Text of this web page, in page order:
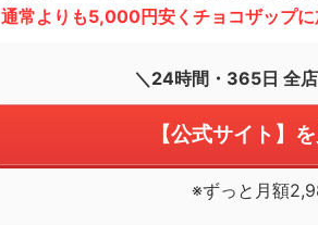
通常よりも5,000円安くチョコザップに
＼24時間・365日 全
【公式サイト】
※ずっと月額